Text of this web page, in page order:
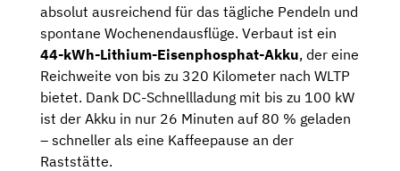
absolut ausreichend für das tägliche Pendeln und
spontane Wochenendausflüge. Verbaut ist ein
44-kWh-Lithium-Eisenphosphat-Akku, der eine
Reichweite von bis zu 320 Kilometer nach WLTP
bietet. Dank DC-Schnellladung mit bis zu 100 kW
ist der Akku in nur 26 Minuten auf 80 % geladen
– schneller als eine Kaffeepause an der
Raststätte.